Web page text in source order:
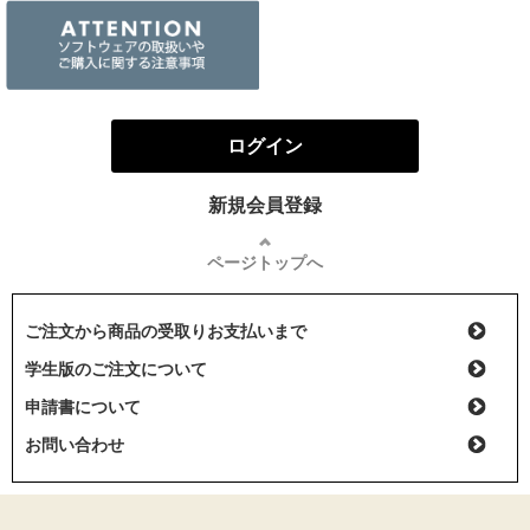
ログイン
新規会員登録
ページトップへ
ご注文から商品の受取りお支払いまで
学生版のご注文について
申請書について
お問い合わせ